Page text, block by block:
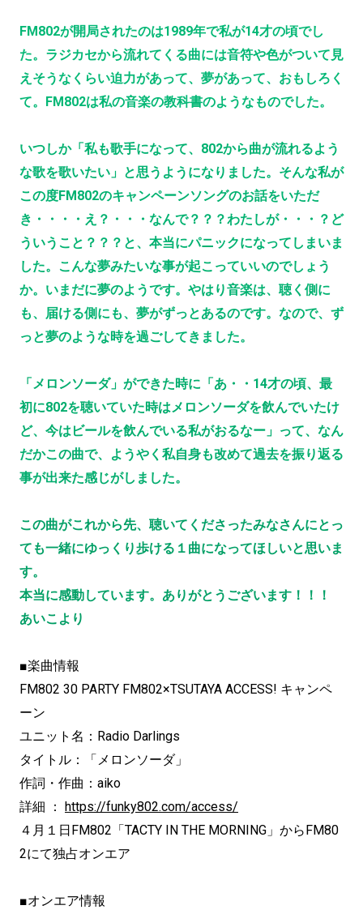
FM802が開局されたのは1989年で私が14才の頃でし
た。ラジカセから流れてくる曲には音符や色がついて見
えそうなくらい迫力があって、夢があって、おもしろく
て。FM802は私の音楽の教科書のようなものでした。
いつしか「私も歌手になって、802から曲が流れるよう
な歌を歌いたい」と思うようになりました。そんな私が
この度FM802のキャンペーンソングのお話をいただ
き・・・・え？・・・なんで？？？わたしが・・・？ど
ういうこと？？？と、本当にパニックになってしまいま
した。こんな夢みたいな事が起こっていいのでしょう
か。いまだに夢のようです。やはり音楽は、聴く側に
も、届ける側にも、夢がずっとあるのです。なので、ず
っと夢のような時を過ごしてきました。
「メロンソーダ」ができた時に「あ・・14才の頃、最
初に802を聴いていた時はメロンソーダを飲んでいたけ
ど、今はビールを飲んでいる私がおるなー」って、なん
だかこの曲で、ようやく私自身も改めて過去を振り返る
事が出来た感じがしました。
この曲がこれから先、聴いてくださったみなさんにとっ
ても一緒にゆっくり歩ける１曲になってほしいと思いま
す。
本当に感動しています。ありがとうございます！！！
あいこより
■楽曲情報
FM802 30 PARTY FM802×TSUTAYA ACCESS! キャンペ
ーン
ユニット名：Radio Darlings
タイトル：「メロンソーダ」
作詞・作曲：aiko
詳細 ： https://funky802.com/access/
４月１日FM802「TACTY IN THE MORNING」からFM80
2にて独占オンエア
■オンエア情報